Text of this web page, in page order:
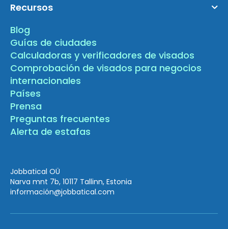
Recursos
Blog
Guías de ciudades
Calculadoras y verificadores de visados
Comprobación de visados para negocios
internacionales
Países
Prensa
Preguntas frecuentes
Alerta de estafas
Jobbatical OÜ
Narva mnt 7b, 10117 Tallinn, Estonia
información@jobbatical.com